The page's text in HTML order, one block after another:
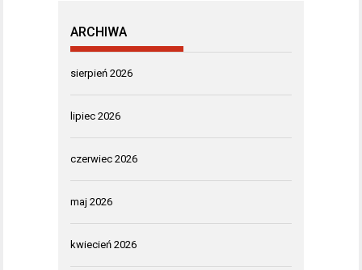
ARCHIWA
sierpień 2026
lipiec 2026
czerwiec 2026
maj 2026
kwiecień 2026